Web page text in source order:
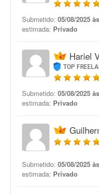
Submetido: 05/08/2025
estimada: Privado
Hariel
TOP
Submetido: 05/08/2025
estimada: Privado
Submetido: 05/08/2025
estimada: Privado